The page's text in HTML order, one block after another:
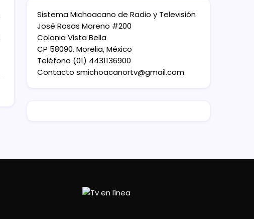
Sistema Michoacano de Radio y Televisión
José Rosas Moreno #200
Colonia Vista Bella
CP 58090, Morelia, México
Teléfono (01) 4431136900
Contacto smichoacanortv@gmail.com